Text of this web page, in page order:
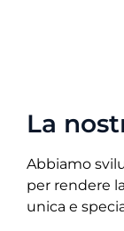
La
Abbiamo
per rendere
unica e